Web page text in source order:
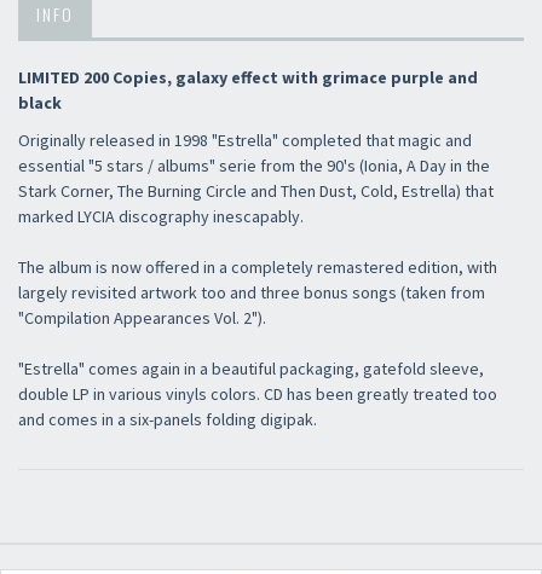
INFO
LIMITED 200 Copies, galaxy effect with grimace purple and
black
Originally released in 1998 "Estrella" completed that magic and
essential "5 stars / albums" serie from the 90's (Ionia, A Day in the
Stark Corner, The Burning Circle and Then Dust, Cold, Estrella) that
marked LYCIA discography inescapably.
The album is now offered in a completely remastered edition, with
largely revisited artwork too and three bonus songs (taken from
"Compilation Appearances Vol. 2").
"Estrella" comes again in a beautiful packaging, gatefold sleeve,
double LP in various vinyls colors. CD has been greatly treated too
and comes in a six-panels folding digipak.